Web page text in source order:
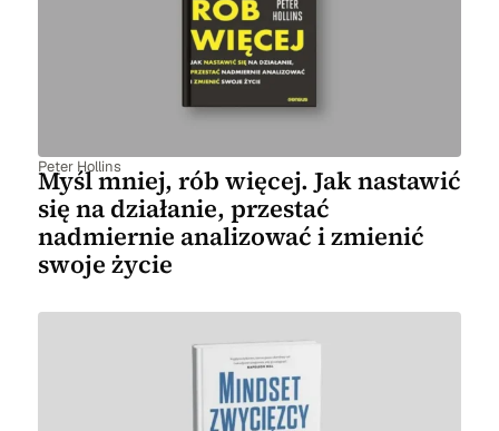
Peter Hollins
Myśl mniej, rób więcej. Jak nastawić
się na działanie, przestać
nadmiernie analizować i zmienić
swoje życie